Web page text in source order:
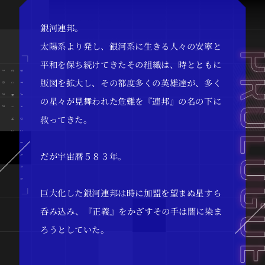
銀河連邦。
太陽系より発し、銀河系に生きる人々の安寧と
平和を保ち続けてきたその組織は、時とともに
版図を拡大し、その都度多くの英雄達が、多く
の星々が見舞われた危難を『連邦』の名の下に
救ってきた。
だが宇宙暦５８３年。
巨大化した銀河連邦は時に加盟を望まぬ星すら
呑み込み、『正義』をかざすその手は闇に染ま
ろうとしていた。